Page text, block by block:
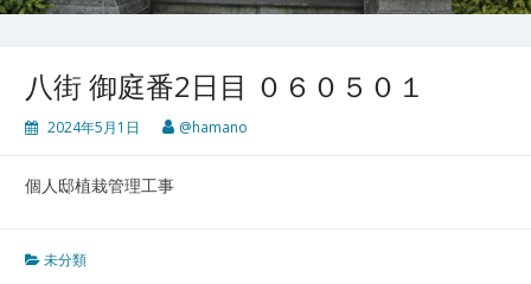
八街 御庭番2日目 ０６０５０１
2024年5月1日 @hamano
個人邸植栽管理工事
未分類